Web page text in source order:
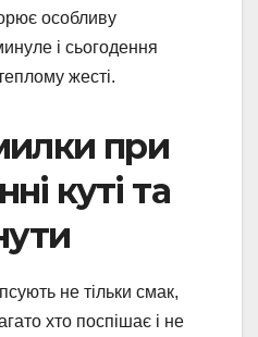
особливу
і сьогодення
жесті.
при
куті та
не тільки смак,
хто поспішає і не